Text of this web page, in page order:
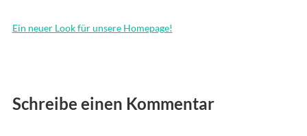
Ein neuer Look für unsere Homepage!
Schreibe einen Kommentar